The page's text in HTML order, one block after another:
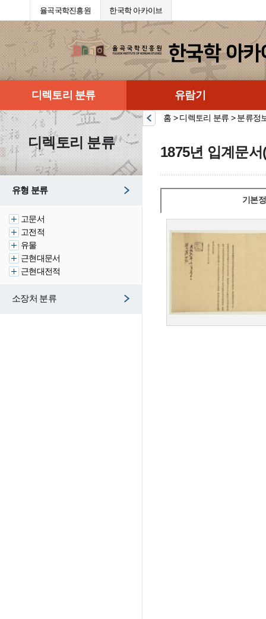
율곡국학진흥원 한국학 아카이브
디렉토리 분류 유람기
디렉토리 분류
유형 분류
고문서
고전적
유물
근현대문서
근현대전적
소장처 분류
홈 > 디렉토리 분류 > 분류정
1875년 입계문
기본